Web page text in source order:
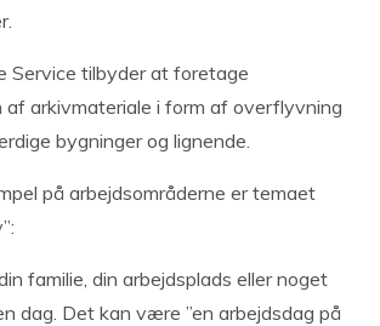
Service tilbyder at foretage
af arkivmateriale i form af overflyvning
bygninger og lignende.
på arbejdsområderne er temaet
familie, din arbejdsplads eller noget
dag. Det kan være ”en arbejdsdag på